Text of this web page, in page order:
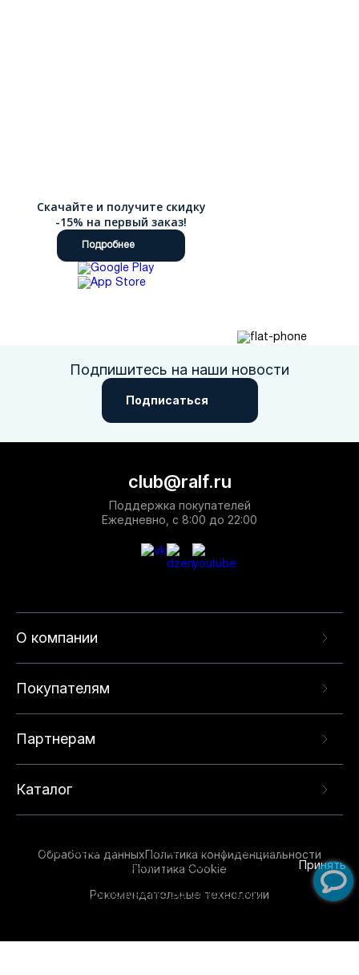
Скачайте и получите скидку
-15% на первый заказ!
Подробнее
Подпишитесь на наши новости
Подписаться
О компании
Покупателям
Партнерам
Каталог
club@ralf.ru
Поддержка покупателей
Ежедневно, с 8:00 до 22:00
Обработка данныхПолитика конфиденциальности
Политика Cookie
Рекомендательные технологии
опыта на нашем сайте. Продолжая использовать
данный сайт, вы соглашаетесь с использованием
технологий. Для получения дополнительной
Принять